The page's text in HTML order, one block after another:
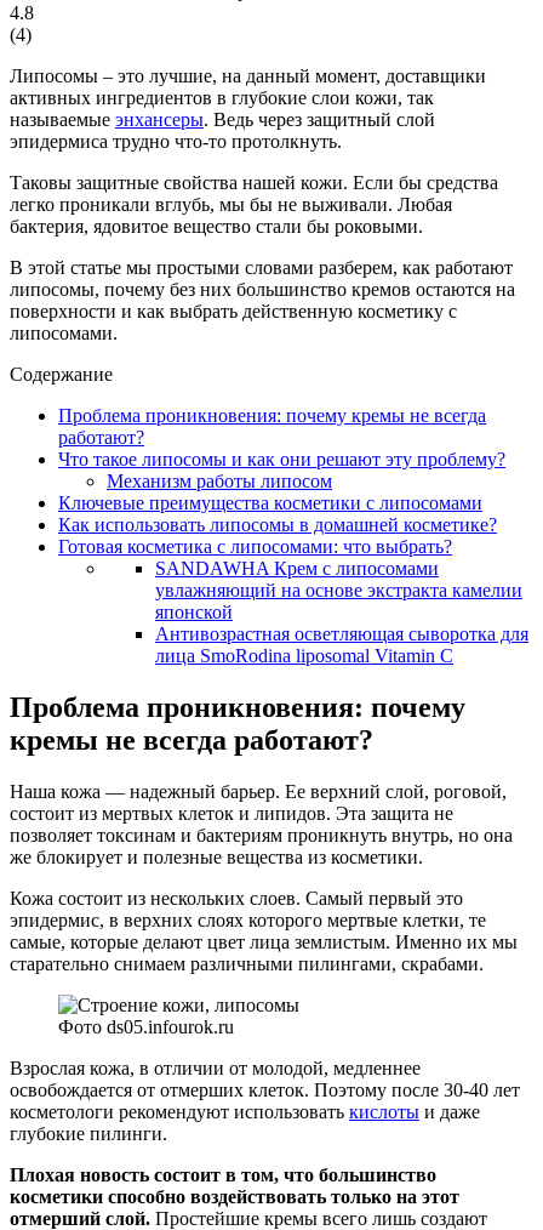
4.8
(4)
Липосомы – это лучшие, на данный момент, доставщики
активных ингредиентов в глубокие слои кожи, так
называемые энхансеры. Ведь через защитный слой
эпидермиса трудно что-то протолкнуть.
Таковы защитные свойства нашей кожи. Если бы средства
легко проникали вглубь, мы бы не выживали. Любая
бактерия, ядовитое вещество стали бы роковыми.
В этой статье мы простыми словами разберем, как работают
липосомы, почему без них большинство кремов остаются на
поверхности и как выбрать действенную косметику с
липосомами.
Содержание
Проблема проникновения: почему кремы не всегда
работают?
Что такое липосомы и как они решают эту проблему?
Механизм работы липосом
Ключевые преимущества косметики с липосомами
Как использовать липосомы в домашней косметике?
Готовая косметика с липосомами: что выбрать?
SANDAWHA Крем с липосомами
увлажняющий на основе экстракта камелии
японской
Антивозрастная осветляющая сыворотка для
лица SmoRodina liposomal Vitamin C
Проблема проникновения: почему
кремы не всегда работают?
Наша кожа — надежный барьер. Ее верхний слой, роговой,
состоит из мертвых клеток и липидов. Эта защита не
позволяет токсинам и бактериям проникнуть внутрь, но она
же блокирует и полезные вещества из косметики.
Кожа состоит из нескольких слоев. Самый первый это
эпидермис, в верхних слоях которого мертвые клетки, те
самые, которые делают цвет лица землистым. Именно их мы
старательно снимаем различными пилингами, скрабами.
Фото ds05.infourok.ru
Взрослая кожа, в отличии от молодой, медленнее
освобождается от отмерших клеток. Поэтому после 30-40 лет
косметологи рекомендуют использовать кислоты и даже
глубокие пилинги.
Плохая новость состоит в том, что большинство
косметики способно воздействовать только на этот
отмерший слой. Простейшие кремы всего лишь создают